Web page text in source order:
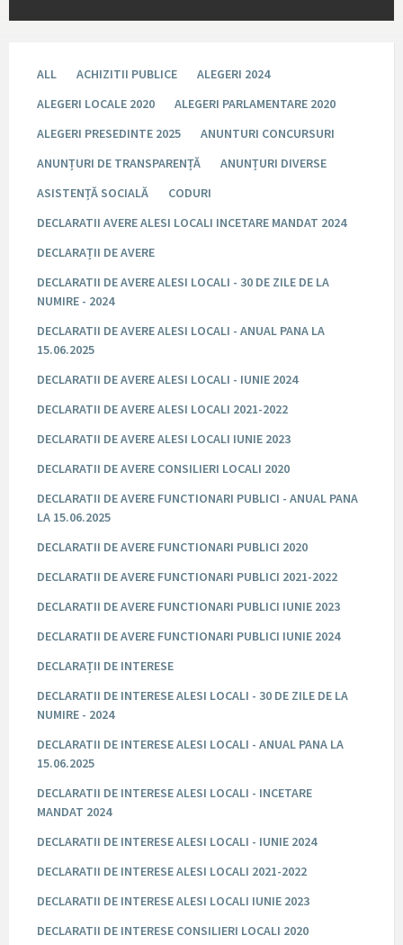
ALL ACHIZITII PUBLICE
ALEGERI 2024
ALEGERI LOCALE 2020
ALEGERI PARLAMENTARE 2020
ALEGERI PRESEDINTE 2025
ANUNTURI CONCURSURI
ANUNȚURI DE TRANSPARENȚĂ
ANUNȚURI DIVERSE
ASISTENȚĂ SOCIALĂ
CODURI
DECLARATII AVERE ALESI LOCALI INCETARE MANDAT 2024
DECLARAȚII DE AVERE
DECLARATII DE AVERE ALESI LOCALI - 30 DE ZILE DE LA
NUMIRE - 2024
DECLARATII DE AVERE ALESI LOCALI - ANUAL PANA LA
15.06.2025
DECLARATII DE AVERE ALESI LOCALI - IUNIE 2024
DECLARATII DE AVERE ALESI LOCALI 2021-2022
DECLARATII DE AVERE ALESI LOCALI IUNIE 2023
DECLARATII DE AVERE CONSILIERI LOCALI 2020
DECLARATII DE AVERE FUNCTIONARI PUBLICI - ANUAL PANA
LA 15.06.2025
DECLARATII DE AVERE FUNCTIONARI PUBLICI 2020
DECLARATII DE AVERE FUNCTIONARI PUBLICI 2021-2022
DECLARATII DE AVERE FUNCTIONARI PUBLICI IUNIE 2023
DECLARATII DE AVERE FUNCTIONARI PUBLICI IUNIE 2024
DECLARAȚII DE INTERESE
DECLARATII DE INTERESE ALESI LOCALI - 30 DE ZILE DE LA
NUMIRE - 2024
DECLARATII DE INTERESE ALESI LOCALI - ANUAL PANA LA
15.06.2025
DECLARATII DE INTERESE ALESI LOCALI - INCETARE
MANDAT 2024
DECLARATII DE INTERESE ALESI LOCALI - IUNIE 2024
DECLARATII DE INTERESE ALESI LOCALI 2021-2022
DECLARATII DE INTERESE ALESI LOCALI IUNIE 2023
DECLARATII DE INTERESE CONSILIERI LOCALI 2020